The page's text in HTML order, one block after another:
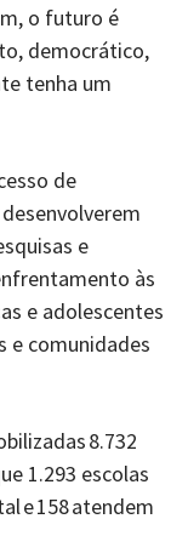
o futuro é
democrático,
tenha um
de
e
às
e adolescentes
e comunidades
8.732
1.293 escolas
e 158 atendem